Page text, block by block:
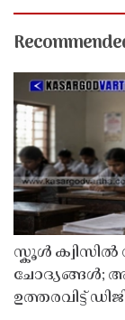
സ്കൂൾ
ചോദ്യങ്ങൾ;
ഉത്തരവിട്ട്